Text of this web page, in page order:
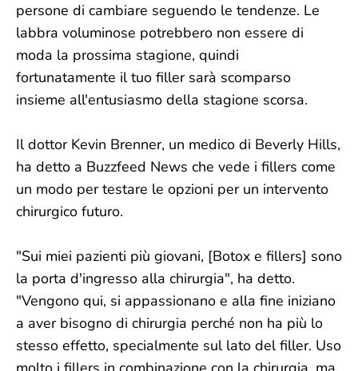
persone di cambiare seguendo le tendenze. Le
labbra voluminose potrebbero non essere di
moda la prossima stagione, quindi
fortunatamente il tuo filler sarà scomparso
insieme all'entusiasmo della stagione scorsa.
Il dottor Kevin Brenner, un medico di Beverly Hills,
ha detto a Buzzfeed News che vede i fillers come
un modo per testare le opzioni per un intervento
chirurgico futuro.
"Sui miei pazienti più giovani, [Botox e fillers] sono
la porta d'ingresso alla chirurgia", ha detto.
"Vengono qui, si appassionano e alla fine iniziano
a aver bisogno di chirurgia perché non ha più lo
stesso effetto, specialmente sul lato del filler. Uso